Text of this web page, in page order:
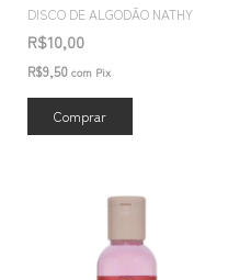
DISCO DE ALGODÃO NATHY
R$10,00
R$9,50 com Pix